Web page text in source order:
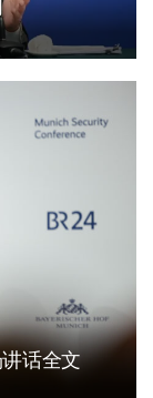
话全文